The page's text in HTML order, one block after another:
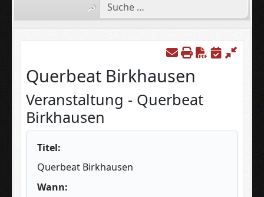
Download
Querbeat Birkhausen
Veranstaltung - Querbeat
Birkhausen
Titel:
Querbeat Birkhausen
Wann: